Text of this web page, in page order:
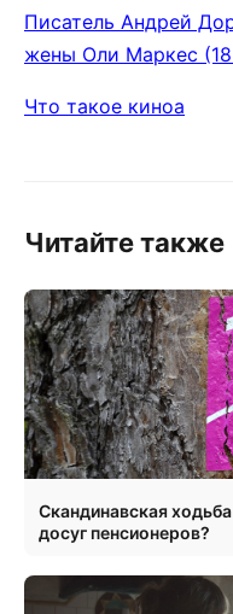
Писатель Андрей
жены Оли Маркес
Что такое киноа
Читайте также
Скандинавская
досуг пенсионеров?